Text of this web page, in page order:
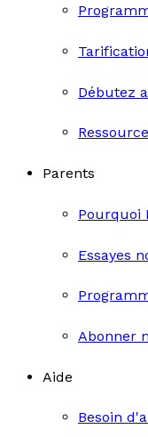
Débutez
Parents
Pourquoi
Essayes
Abonner
Aide
Besoin